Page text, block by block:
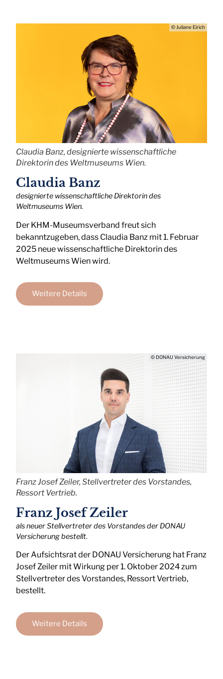
© Juliane Eirich
Claudia Banz, designierte wissenschaftliche
Direktorin des Weltmuseums Wien.
Claudia Banz
designierte wissenschaftliche Direktorin des
Weltmuseums Wien.
Der KHM-Museumsverband freut sich
bekanntzugeben, dass Claudia Banz mit 1. Februar
2025 neue wissenschaftliche Direktorin des
Weltmuseums Wien wird.
Weitere Details
© DONAU Versicherung
Franz Josef Zeiler, Stellvertreter des Vorstandes,
Ressort Vertrieb.
Franz Josef Zeiler
als neuer Stellvertreter des Vorstandes der DONAU
Versicherung bestellt.
Der Aufsichtsrat der DONAU Versicherung hat Franz
Josef Zeiler mit Wirkung per 1. Oktober 2024 zum
Stellvertreter des Vorstandes, Ressort Vertrieb,
bestellt.
Weitere Details